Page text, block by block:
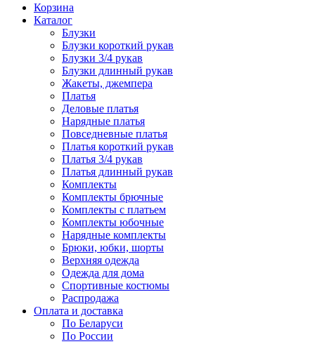
Корзина
Каталог
Блузки
Блузки короткий рукав
Блузки 3/4 рукав
Блузки длинный рукав
Жакеты, джемпера
Платья
Деловые платья
Нарядные платья
Повседневные платья
Платья короткий рукав
Платья 3/4 рукав
Платья длинный рукав
Комплекты
Комплекты брючные
Комплекты с платьем
Комплекты юбочные
Нарядные комплекты
Брюки, юбки, шорты
Верхняя одежда
Одежда для дома
Спортивные костюмы
Распродажа
Оплата и доставка
По Беларуси
По России